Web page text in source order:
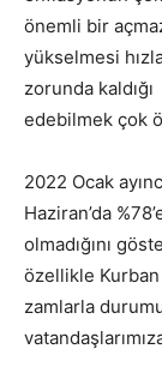
önemli bir
yükselmesi
zorunda
edebilmek çok
2022 Ocak
Haziran’da
olmadığını
özellikle Kurban
zamlarla